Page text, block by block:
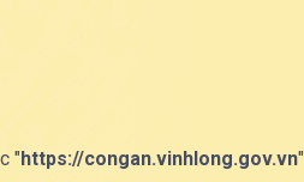
"https://congan.vinhlong.gov.vn"